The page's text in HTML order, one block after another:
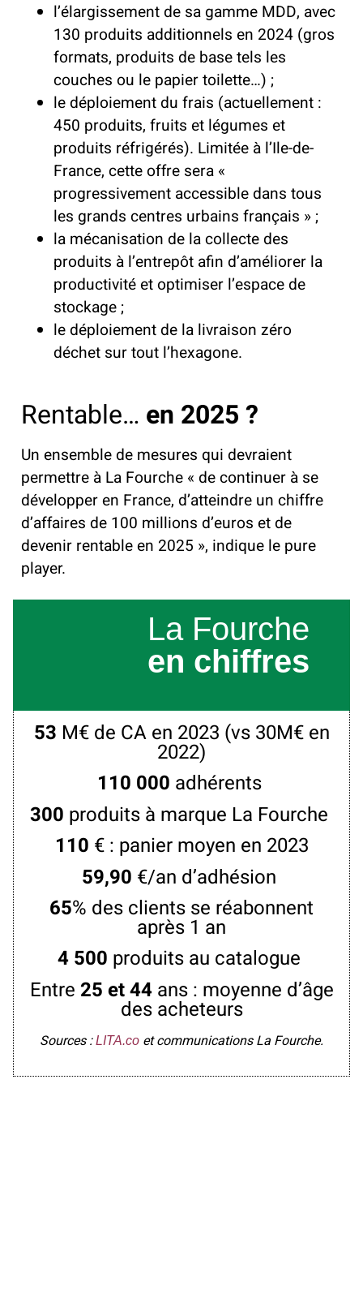
l’élargissement de sa gamme MDD, avec
130 produits additionnels en 2024 (gros
formats, produits de base tels les
couches ou le papier toilette…) ;
le déploiement du frais (actuellement :
450 produits, fruits et légumes et
produits réfrigérés). Limitée à l’Ile-de-
France, cette offre sera «
progressivement accessible dans tous
les grands centres urbains français » ;
la mécanisation de la collecte des
produits à l’entrepôt afin d’améliorer la
productivité et optimiser l’espace de
stockage ;
le déploiement de la livraison zéro
déchet sur tout l’hexagone.
Rentable… en 2025 ?
Un ensemble de mesures qui devraient
permettre à La Fourche « de continuer à se
développer en France, d’atteindre un chiffre
d’affaires de 100 millions d’euros et de
devenir rentable en 2025 », indique le pure
player.
La Fourche
en chiffres
53 M€ de CA en 2023 (vs 30M€ en
2022)
110 000 adhérents
300 produits à marque La Fourche
110 € : panier moyen en 2023
59,90 €/an d’adhésion
65% des clients se réabonnent
après 1 an
4 500 produits au catalogue
Entre 25 et 44ans : moyenne d’âge
des acheteurs
Sources :LITA.co et communications La Fourche.